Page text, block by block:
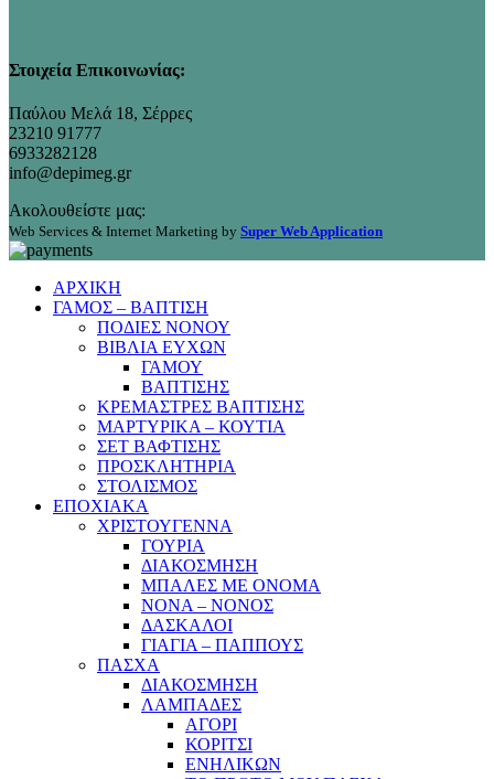
Στοιχεία Επικοινωνίας:
Παύλου Μελά 18, Σέρρες
23210 91777
6933282128
info@depimeg.gr
Ακολουθείστε μας:
Web Services & Internet Marketing by Super Web Application
ΑΡΧΙΚΗ
ΓΑΜΟΣ – ΒΑΠΤΙΣΗ
ΠΟΔΙΕΣ ΝΟΝΟΥ
ΒΙΒΛΙΑ ΕΥΧΩΝ
ΓΑΜΟΥ
ΒΑΠΤΙΣΗΣ
ΚΡΕΜΑΣΤΡΕΣ ΒΑΠΤΙΣΗΣ
ΜΑΡΤΥΡΙΚΑ – ΚΟΥΤΙΑ
ΣΕΤ ΒΑΦΤΙΣΗΣ
ΠΡΟΣΚΛΗΤΗΡΙΑ
ΣΤΟΛΙΣΜΟΣ
ΕΠΟΧΙΑΚΑ
ΧΡΙΣΤΟΥΓΕΝΝΑ
ΓΟΥΡΙΑ
ΔΙΑΚΟΣΜΗΣΗ
ΜΠΑΛΕΣ ΜΕ ΟΝΟΜΑ
ΝΟΝΑ – ΝΟΝΟΣ
ΔΑΣΚΑΛΟΙ
ΓΙΑΓΙΑ – ΠΑΠΠΟΥΣ
ΠΑΣΧΑ
ΔΙΑΚΟΣΜΗΣΗ
ΛΑΜΠΑΔΕΣ
ΑΓΟΡΙ
ΚΟΡΙΤΣΙ
ΕΝΗΛΙΚΩΝ